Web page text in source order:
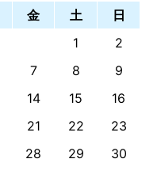
金 土
日
1
2
7 8
9
14 15
16
21 22
23
28 29
30